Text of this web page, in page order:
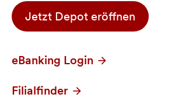
Jetzt Depot eröffnen
eBanking Login
Filialfinder